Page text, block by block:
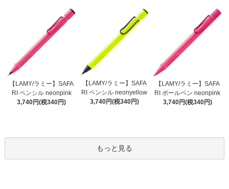
【LAMY/ラミー】SAFA
RI ペンシル neonpink
3,740円(税340円)
【LAMY/ラミー】SAFA
RI ペンシル neonyellow
3,740円(税340円)
【LAMY/ラミー】SAFA
RI ボールペン neonpink
3,740円(税340円)
もっと見る